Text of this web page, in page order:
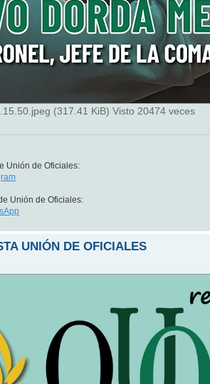
(317.41 KiB) Visto 20474 veces
Unión de Oficiales:
Unión de Oficiales:
UNIÓN DE OFICIALES